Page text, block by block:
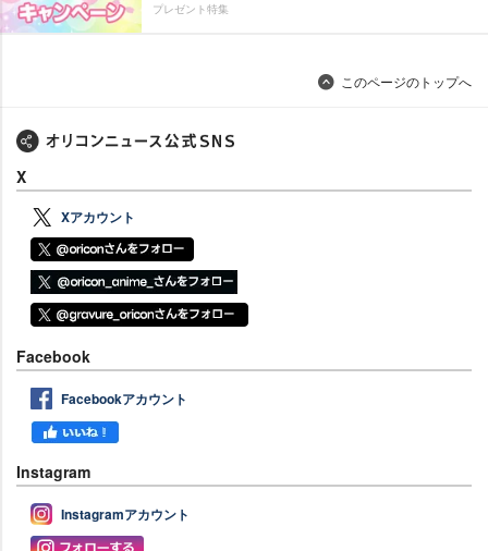
プレゼント特集
このページのトップへ
X
Xアカウント
Facebook
Facebookアカウント
Instagram
Instagramアカウント